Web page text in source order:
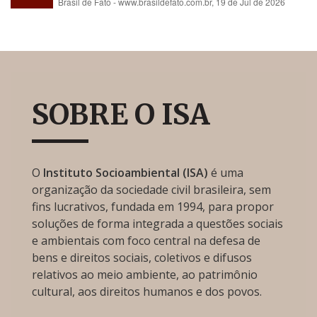
SOBRE O ISA
O Instituto Socioambiental (ISA) é uma
organização da sociedade civil brasileira, sem
fins lucrativos, fundada em 1994, para propor
soluções de forma integrada a questões sociais
e ambientais com foco central na defesa de
bens e direitos sociais, coletivos e difusos
relativos ao meio ambiente, ao patrimônio
cultural, aos direitos humanos e dos povos.